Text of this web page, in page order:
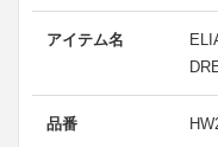
アイテム名
品番